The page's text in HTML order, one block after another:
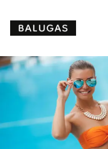
content